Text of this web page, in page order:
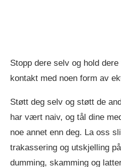
Stopp dere selv og hold
kontakt med noen form av
Støtt deg selv og støtt de
har vært naiv, og tål dine
noe annet enn deg. La oss
trakassering og utskjelling
dumming, skamming og